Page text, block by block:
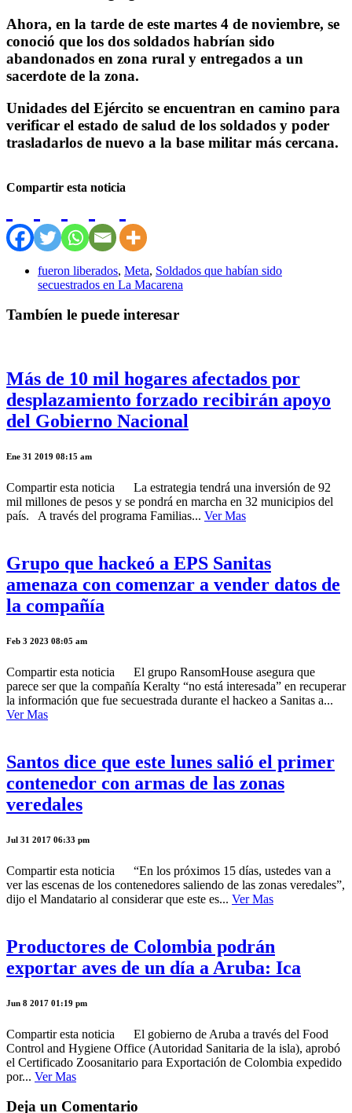
Ahora, en la tarde de este martes 4 de noviembre, se
conoció que los dos soldados habrían sido
abandonados en zona rural y entregados a un
sacerdote de la zona.
Unidades del Ejército se encuentran en camino para
verificar el estado de salud de los soldados y poder
trasladarlos de nuevo a la base militar más cercana.
Compartir esta noticia
fueron liberados, Meta, Soldados que habían sido
secuestrados en La Macarena
Tambíen le puede interesar
Más de 10 mil hogares afectados por
desplazamiento forzado recibirán apoyo
del Gobierno Nacional
Ene 31 2019 08:15 am
Compartir esta noticia La estrategia tendrá una inversión de 92
mil millones de pesos y se pondrá en marcha en 32 municipios del
país. A través del programa Familias... Ver Mas
Grupo que hackeó a EPS Sanitas
amenaza con comenzar a vender datos de
la compañía
Feb 3 2023 08:05 am
Compartir esta noticia El grupo RansomHouse asegura que
parece ser que la compañía Keralty “no está interesada” en recuperar
la información que fue secuestrada durante el hackeo a Sanitas a...
Ver Mas
Santos dice que este lunes salió el primer
contenedor con armas de las zonas
veredales
Jul 31 2017 06:33 pm
Compartir esta noticia “En los próximos 15 días, ustedes van a
ver las escenas de los contenedores saliendo de las zonas veredales”,
dijo el Mandatario al considerar que este es... Ver Mas
Productores de Colombia podrán
exportar aves de un día a Aruba: Ica
Jun 8 2017 01:19 pm
Compartir esta noticia El gobierno de Aruba a través del Food
Control and Hygiene Office (Autoridad Sanitaria de la isla), aprobó
el Certificado Zoosanitario para Exportación de Colombia expedido
por... Ver Mas
Deja un Comentario